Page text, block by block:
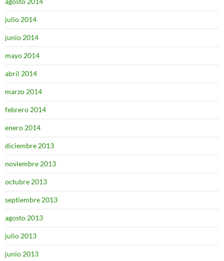
julio 2014
junio 2014
mayo 2014
abril 2014
marzo 2014
febrero 2014
enero 2014
diciembre 2013
noviembre 2013
octubre 2013
septiembre 2013
agosto 2013
julio 2013
junio 2013